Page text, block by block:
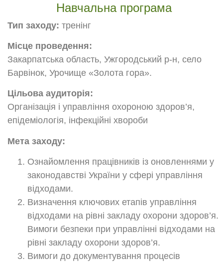
Навчальна програма
Тип заходу: тренінг
Місце проведення:
Закарпатська область, Ужгородський р-н, село
Барвінок, Урочище «Золота гора».
Цільова аудиторія:
Організація і управління охороною здоров’я,
епідеміологія, інфекційні хвороби
Мета заходу:
Ознайомлення працівників із оновленнями у
законодавстві України у сфері управління
відходами.
Визначення ключових етапів управління
відходами на рівні закладу охорони здоров’я.
Вимоги безпеки при управлінні відходами на
рівні закладу охорони здоров’я.
Вимоги до документування процесів